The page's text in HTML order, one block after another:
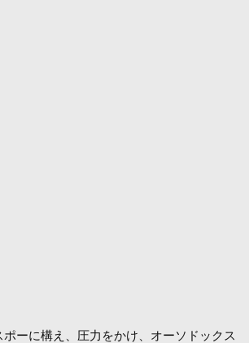
ーに構え、圧力をかけ、オーソドックス